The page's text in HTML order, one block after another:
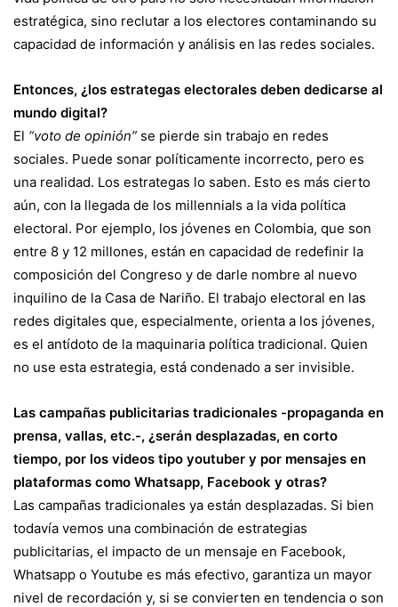
estratégica, sino reclutar a los electores contaminando su
capacidad de información y análisis en las redes sociales.
Entonces, ¿los estrategas electorales deben dedicarse al
mundo digital?
El “voto de opinión” se pierde sin trabajo en redes
sociales. Puede sonar políticamente incorrecto, pero es
una realidad. Los estrategas lo saben. Esto es más cierto
aún, con la llegada de los millennials a la vida política
electoral. Por ejemplo, los jóvenes en Colombia, que son
entre 8 y 12 millones, están en capacidad de redefinir la
composición del Congreso y de darle nombre al nuevo
inquilino de la Casa de Nariño. El trabajo electoral en las
redes digitales que, especialmente, orienta a los jóvenes,
es el antídoto de la maquinaria política tradicional. Quien
no use esta estrategia, está condenado a ser invisible.
Las campañas publicitarias tradicionales -propaganda en
prensa, vallas, etc.-, ¿serán desplazadas, en corto
tiempo, por los videos tipo youtuber y por mensajes en
plataformas como Whatsapp, Facebook y otras?
Las campañas tradicionales ya están desplazadas. Si bien
todavía vemos una combinación de estrategias
publicitarias, el impacto de un mensaje en Facebook,
Whatsapp o Youtube es más efectivo, garantiza un mayor
nivel de recordación y, si se convierten en tendencia o son